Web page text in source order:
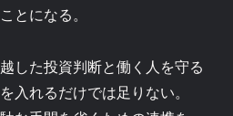
とになる。
した投資判断と働く人を守る
入れるだけでは足りない。